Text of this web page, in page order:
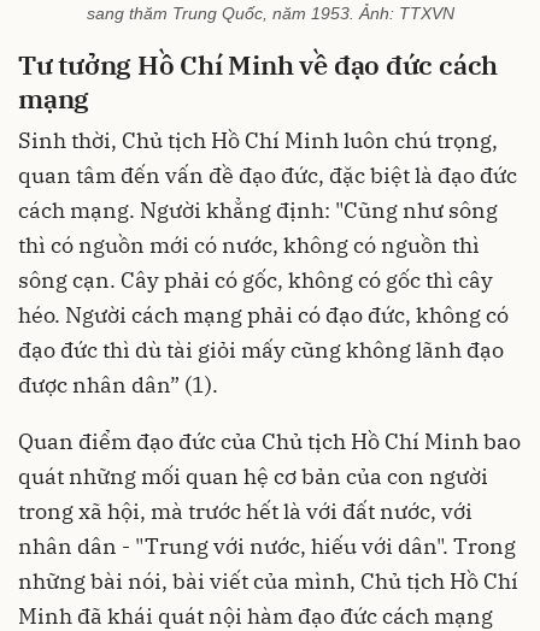
sang thăm Trung Quốc, năm 1953. Ảnh: TTXVN
Tư tưởng Hồ Chí Minh về đạo đức cách
mạng
Sinh thời, Chủ tịch Hồ Chí Minh luôn chú trọng,
quan tâm đến vấn đề đạo đức, đặc biệt là đạo đức
cách mạng. Người khẳng định: "Cũng như sông
thì có nguồn mới có nước, không có nguồn thì
sông cạn. Cây phải có gốc, không có gốc thì cây
héo. Người cách mạng phải có đạo đức, không có
đạo đức thì dù tài giỏi mấy cũng không lãnh đạo
được nhân dân” (1).
Quan điểm đạo đức của Chủ tịch Hồ Chí Minh bao
quát những mối quan hệ cơ bản của con người
trong xã hội, mà trước hết là với đất nước, với
nhân dân - "Trung với nước, hiếu với dân". Trong
những bài nói, bài viết của mình, Chủ tịch Hồ Chí
Minh đã khái quát nội hàm đạo đức cách mạng